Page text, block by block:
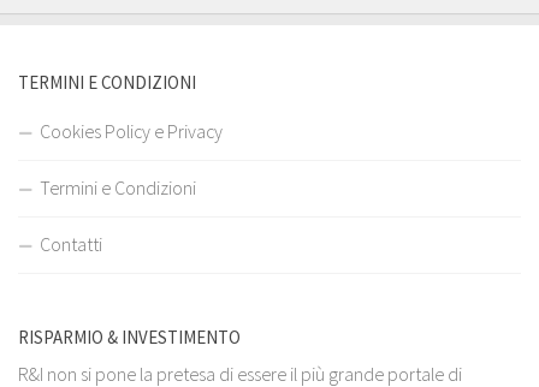
TERMINI E CONDIZIONI
Cookies Policy e Privacy
Termini e Condizioni
Contatti
RISPARMIO & INVESTIMENTO
R&I non si pone la pretesa di essere il più grande portale di